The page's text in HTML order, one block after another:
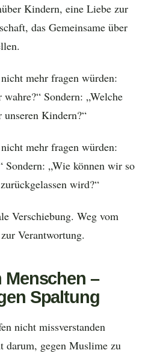
Kindern, eine Liebe zur
das Gemeinsame über
mehr fragen würden:
Sondern: „Welche
Kindern?“
mehr fragen würden:
Sondern: „Wie können wir so
wird?“
Verschiebung. Weg vom
Verantwortung.
Menschen –
Spaltung
nicht missverstanden
darum, gegen Muslime zu